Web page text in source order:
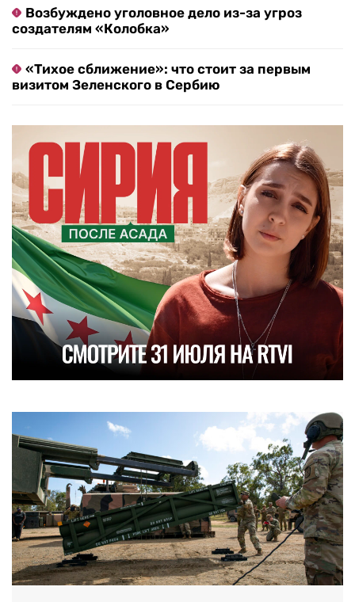
Возбуждено уголовное дело из-за угроз
создателям «Колобка»
«Тихое сближение»: что стоит за первым
визитом Зеленского в Сербию